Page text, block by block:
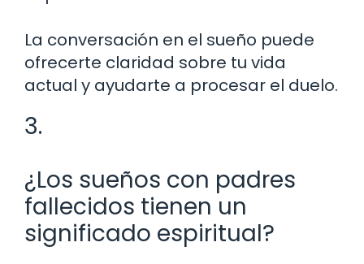
La conversación en el sueño puede
ofrecerte claridad sobre tu vida
actual y ayudarte a procesar el duelo.
3.
¿Los sueños con padres
fallecidos tienen un
significado espiritual?